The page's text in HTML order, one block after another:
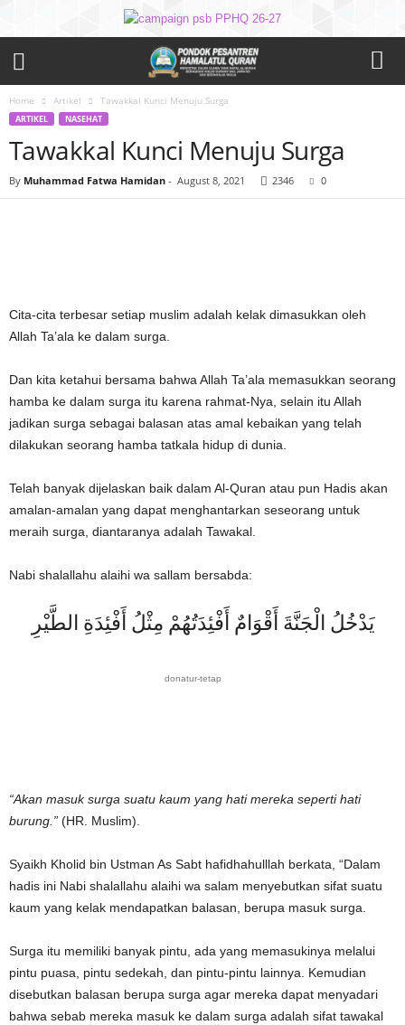
Home Artikel Tawakkal Kunci Menuju Surga
ARTIKEL NASEHAT
Tawakkal Kunci Menuju Surga
By Muhammad Fatwa Hamidan - August 8, 2021 2346 0
Cita-cita terbesar setiap muslim adalah kelak dimasukkan oleh
Allah Ta’ala ke dalam surga.
Dan kita ketahui bersama bahwa Allah Ta’ala memasukkan seorang
hamba ke dalam surga itu karena rahmat-Nya, selain itu Allah
jadikan surga sebagai balasan atas amal kebaikan yang telah
dilakukan seorang hamba tatkala hidup di dunia.
Telah banyak dijelaskan baik dalam Al-Quran atau pun Hadis akan
amalan-amalan yang dapat menghantarkan seseorang untuk
meraih surga, diantaranya adalah Tawakal.
Nabi shalallahu alaihi wa sallam bersabda:
يَدْخُلُ الْجَنَّةَ أَقْوَامٌ أَفْئِدَتُهُمْ مِثْلُ أَفْئِدَةِ الطَّيْرِ
donatur-tetap
“Akan masuk surga suatu kaum yang hati mereka seperti hati
burung.” (HR. Muslim).
Syaikh Kholid bin Ustman As Sabt hafidhahulllah berkata, “Dalam
hadis ini Nabi shalallahu alaihi wa salam menyebutkan sifat suatu
kaum yang kelak mendapatkan balasan, berupa masuk surga.
Surga itu memiliki banyak pintu, ada yang memasukinya melalui
pintu puasa, pintu sedekah, dan pintu-pintu lainnya. Kemudian
disebutkan balasan berupa surga agar mereka dapat menyadari
bahwa sebab mereka masuk ke dalam surga adalah sifat tawakal